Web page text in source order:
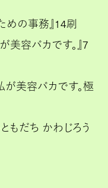
の事務』14刷
美容バカです。』7
美容バカです。極
もだち かわじろう